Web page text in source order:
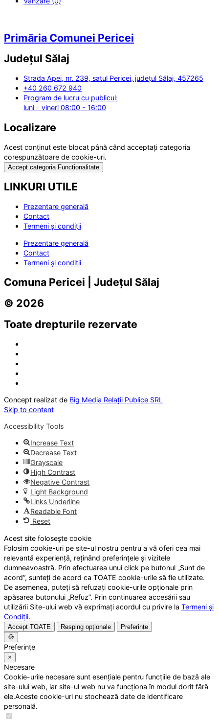
Primăria Comunei Pericei
Județul Sălaj
Strada Apei, nr. 239, satul Pericei, județul Sălaj, 457265
+40 260 672 940
Program de lucru cu publicul:
luni - vineri 08:00 - 16:00
Localizare
Acest conținut este blocat până când acceptați categoria
corespunzătoare de cookie-uri.
Accept categoria Funcționalitate
LINKURI UTILE
Prezentare generală
Contact
Termeni și condiții
Prezentare generală
Contact
Termeni și condiții
Comuna Pericei | Județul Sălaj
© 2026
Toate drepturile rezervate
Concept realizat de Big Media Relații Publice SRL
Skip to content
Accessibility Tools
Increase Text
Decrease Text
Grayscale
High Contrast
Negative Contrast
Light Background
Links Underline
Readable Font
Reset
Acest site folosește cookie
Folosim cookie-uri pe site-ul nostru pentru a vă oferi cea mai
relevantă experiență, reținând preferințele și vizitele
dumneavoastră. Prin efectuarea unui click pe butonul „Sunt de
acord”, sunteți de acord ca TOATE cookie-urile să fie utilizate.
De asemenea, puteți să refuzați cookie-urile opționale prin
apăsarea butonului „Refuz”. Prin continuarea accesării sau
utilizării Site-ului web vă exprimați acordul cu privire la Termeni și
Condiții.
Accept TOATE Resping opționale
Preferințe
🍪
Preferințe
×
Necesare
Cookie-urile necesare sunt esențiale pentru funcțiile de bază ale
site-ului web, iar site-ul web nu va funcționa în modul dorit fără
ele.Aceste cookie-uri nu stochează date de identificare
personală.